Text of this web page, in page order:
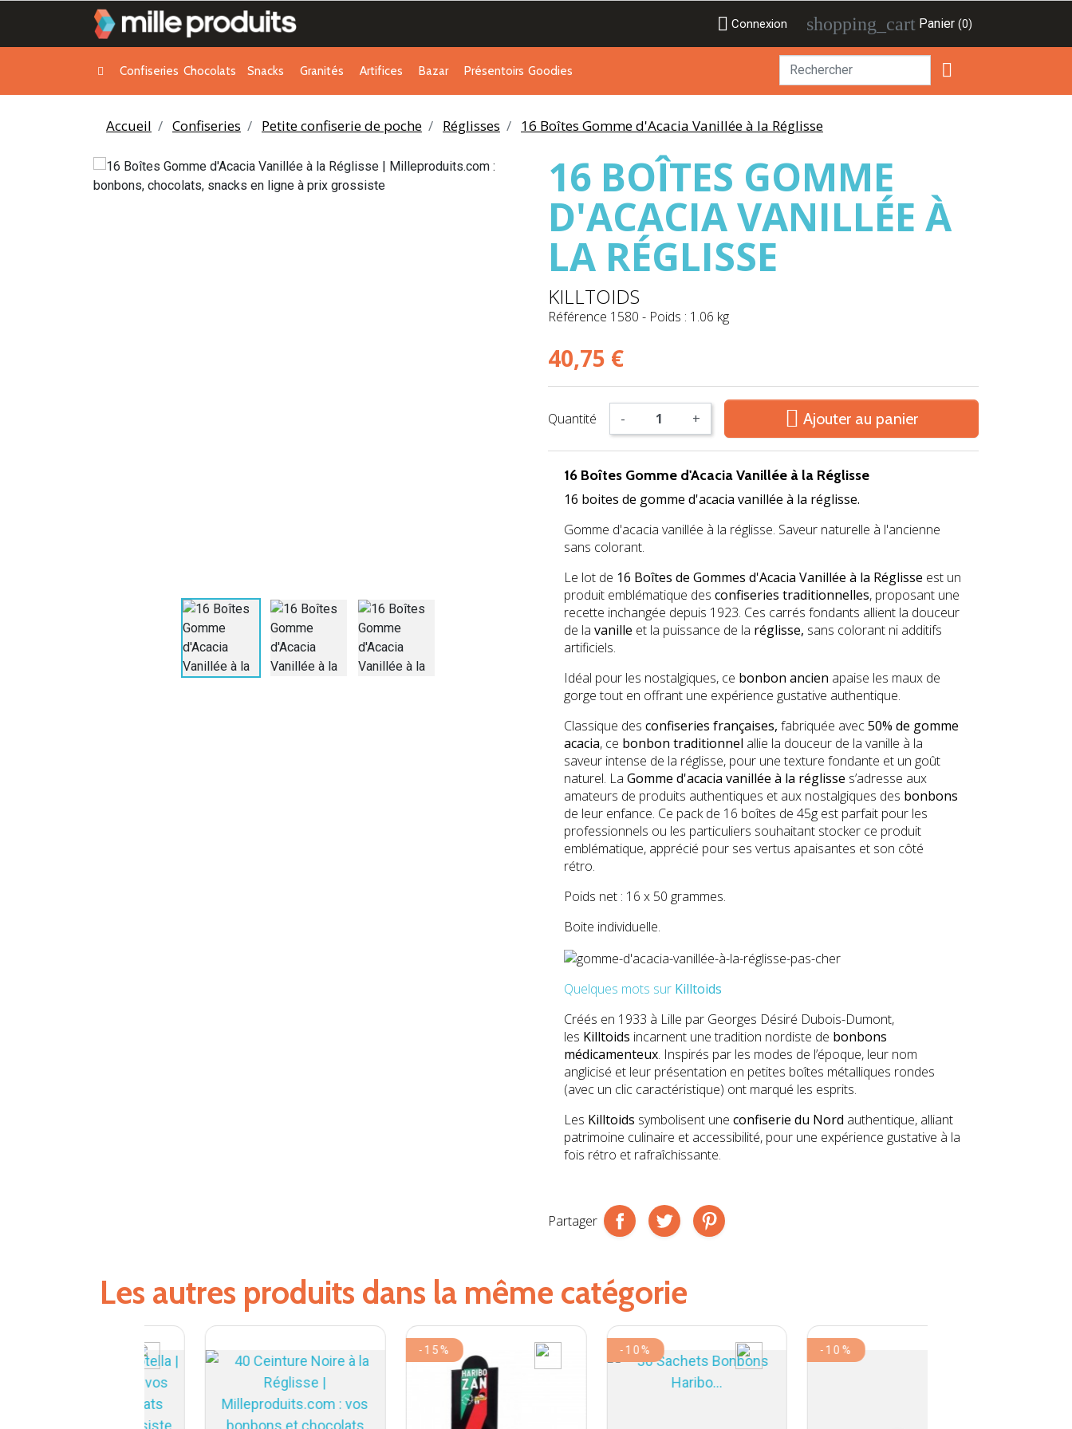
 Connexion shopping_cart Panier (0)
Confiseries Chocolats Snacks Granités Artifices Bazar Présentoirs Goodies 
Accueil Confiseries Petite confiserie de poche Réglisses 16 Boîtes Gomme d'Acacia Vanillée à la Réglisse
16 BOÎTES GOMME
D'ACACIA VANILLÉE À
LA RÉGLISSE
KILLTOIDS
Référence 1580 - Poids : 1.06 kg
40,75 €
Quantité - +  Ajouter au panier
16 Boîtes Gomme d'Acacia Vanillée à la Réglisse
16 boites de gomme d'acacia vanillée à la réglisse.
Gomme d'acacia vanillée à la réglisse. Saveur naturelle à l'ancienne
sans colorant.
Le lot de 16 Boîtes de Gommes d'Acacia Vanillée à la Réglisse est un
produit emblématique des confiseries traditionnelles, proposant une
recette inchangée depuis 1923. Ces carrés fondants allient la douceur
de la vanille et la puissance de la réglisse, sans colorant ni additifs
artificiels.
Idéal pour les nostalgiques, ce bonbon ancien apaise les maux de
gorge tout en offrant une expérience gustative authentique.
Classique des confiseries françaises, fabriquée avec50% de gomme
acacia, ce bonbon traditionnel allie la douceur de la vanille à la
saveur intense de la réglisse, pour une texture fondante et un goût
naturel. La Gomme d'acacia vanillée à la réglisse s’adresse aux
amateurs de produits authentiques et aux nostalgiques des bonbons
de leur enfance. Ce pack de 16 boîtes de 45g est parfait pour les
professionnels ou les particuliers souhaitant stocker ce produit
emblématique, apprécié pour ses vertus apaisantes et son côté
rétro.
Poids net : 16 x 50 grammes.
Boite individuelle.
Quelques mots sur Killtoids
Créés en 1933 à Lille par Georges Désiré Dubois-Dumont,
les Killtoids incarnent une tradition nordiste de bonbons
médicamenteux. Inspirés par les modes de l’époque, leur nom
anglicisé et leur présentation en petites boîtes métalliques rondes
(avec un clic caractéristique) ont marqué les esprits.
Les Killtoids symbolisent une confiserie du Nord authentique, alliant
patrimoine culinaire et accessibilité, pour une expérience gustative à la
fois rétro et rafraîchissante.
Partager
Les autres produits dans la même catégorie